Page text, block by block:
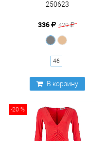
250623
336 420
46
В корзину
-20 %